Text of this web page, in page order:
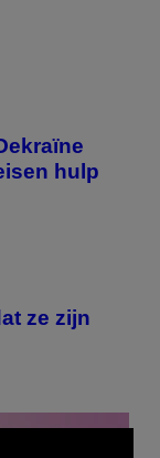
hulp
ze zijn